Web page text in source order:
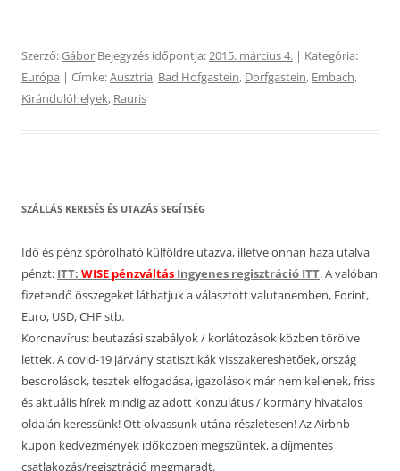
Szerző:Gábor Bejegyzés időpontja:2015. március 4. | Kategória:
Európa | Címke:Ausztria, Bad Hofgastein, Dorfgastein, Embach,
Kirándulóhelyek, Rauris
SZÁLLÁS KERESÉS ÉS UTAZÁS SEGÍTSÉG
Idő és pénz spórolható külföldre utazva, illetve onnan haza utalva
pénzt: ITT: WISE pénzváltás Ingyenes regisztráció ITT. A valóban
fizetendő összegeket láthatjuk a választott valutanemben, Forint,
Euro, USD, CHF stb.
Koronavírus: beutazási szabályok / korlátozások közben törölve
lettek. A covid-19 járvány statisztikák visszakereshetőek, ország
besorolások, tesztek elfogadása, igazolások már nem kellenek, friss
és aktuális hírek mindig az adott konzulátus / kormány hivatalos
oldalán keressünk! Ott olvassunk utána részletesen! Az Airbnb
kupon kedvezmények időközben megszűntek, a díjmentes
csatlakozás/regisztráció megmaradt.